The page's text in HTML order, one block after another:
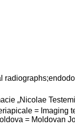
„Nicolae
= Imaging
= Moldovan